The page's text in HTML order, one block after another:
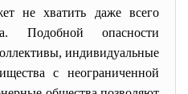
не хватить даже всего
Подобной опасности
индивидуальные
с неограниченной